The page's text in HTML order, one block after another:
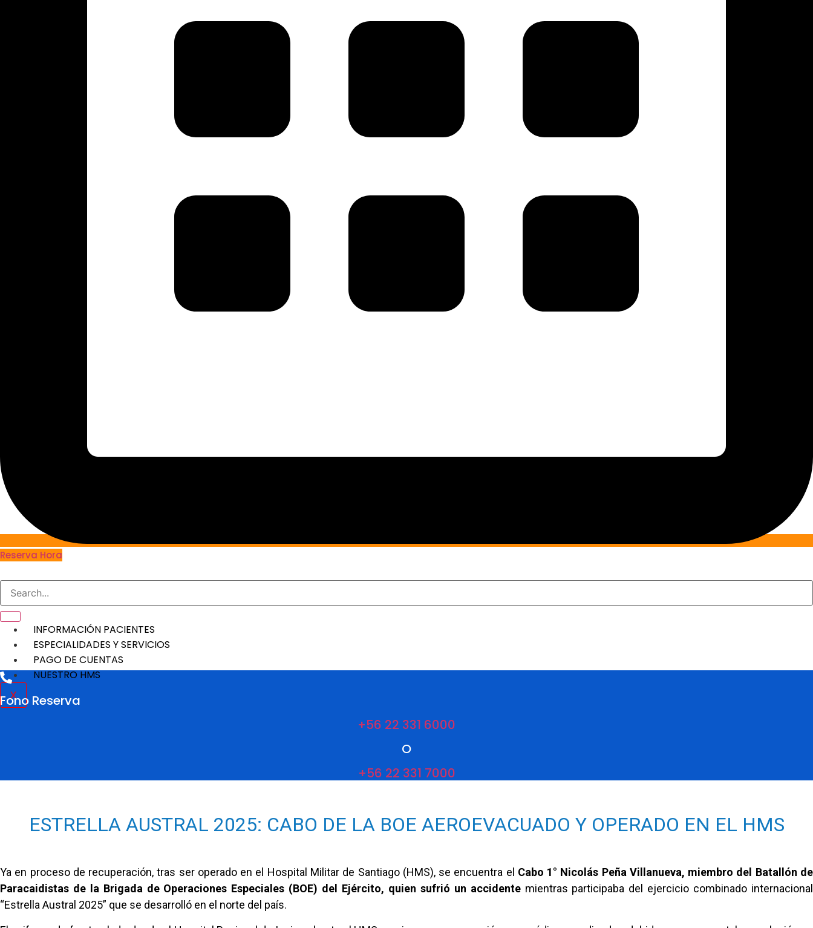
Reserva Hora
INFORMACIÓN PACIENTES
ESPECIALIDADES Y SERVICIOS
PAGO DE CUENTAS
NUESTRO HMS
X
Fono Reserva
+56 22 331 6000
O
+56 22 331 7000
ESTRELLA AUSTRAL 2025: CABO DE LA BOE AEROEVACUADO Y OPERADO EN EL HMS
Ya en proceso de recuperación, tras ser operado en el Hospital Militar de Santiago (HMS), se encuentra el Cabo 1° Nicolás Peña Villanueva, miembro del Batallón de
Paracaidistas de la Brigada de Operaciones Especiales (BOE) del Ejército, quien sufrió un accidentemientras participaba del ejercicio combinado internacional
“Estrella Austral 2025” que se desarrolló en el norte del país.